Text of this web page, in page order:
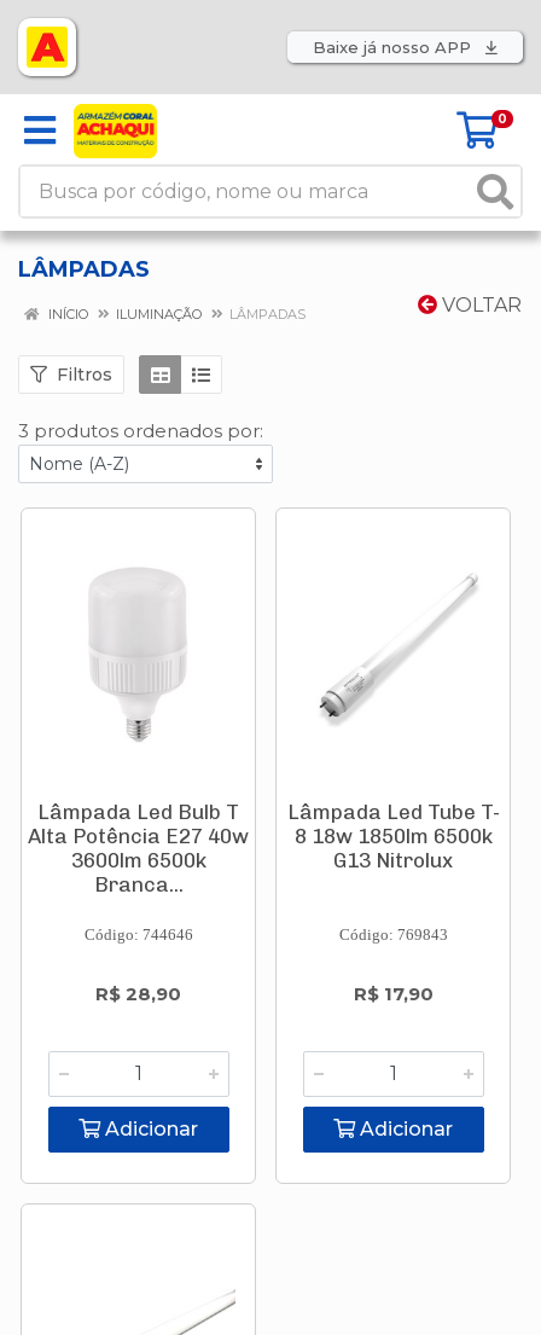
Baixe já nosso APP
0
LÂMPADAS
VOLTAR
INÍCIO ILUMINAÇÃO LÂMPADAS
Filtros
3 produtos ordenados por:
Lâmpada Led Bulb T
Alta Potência E27 40w
3600lm 6500k
Branca...
Código: 744646
R$ 28,90
Adicionar
Lâmpada Led Tube T-
8 18w 1850lm 6500k
G13 Nitrolux
Código: 769843
R$ 17,90
Adicionar